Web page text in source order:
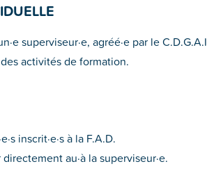
superviseur·e, agréé·e par le
activités de formation.
inscrit·e·s à la F.A.D.
au·à la superviseur·e.